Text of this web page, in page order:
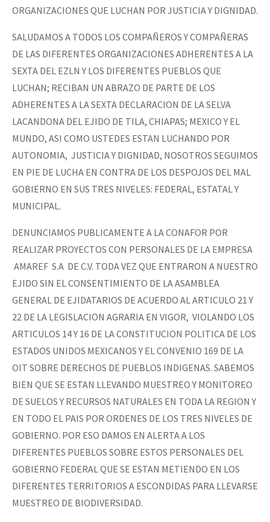
ORGANIZACIONES QUE LUCHAN POR JUSTICIA Y DIGNIDAD.
SALUDAMOS A TODOS LOS COMPAÑEROS Y COMPAÑERAS
DE LAS DIFERENTES ORGANIZACIONES ADHERENTES A LA
SEXTA DEL EZLN Y LOS DIFERENTES PUEBLOS QUE
LUCHAN; RECIBAN UN ABRAZO DE PARTE DE LOS
ADHERENTES A LA SEXTA DECLARACION DE LA SELVA
LACANDONA DEL EJIDO DE TILA, CHIAPAS; MEXICO Y EL
MUNDO, ASI COMO USTEDES ESTAN LUCHANDO POR
AUTONOMIA, JUSTICIA Y DIGNIDAD, NOSOTROS SEGUIMOS
EN PIE DE LUCHA EN CONTRA DE LOS DESPOJOS DEL MAL
GOBIERNO EN SUS TRES NIVELES: FEDERAL, ESTATAL Y
MUNICIPAL.
DENUNCIAMOS PUBLICAMENTE A LA CONAFOR POR
REALIZAR PROYECTOS CON PERSONALES DE LA EMPRESA
AMAREF S.A DE C.V. TODA VEZ QUE ENTRARON A NUESTRO
EJIDO SIN EL CONSENTIMIENTO DE LA ASAMBLEA
GENERAL DE EJIDATARIOS DE ACUERDO AL ARTICULO 21 Y
22 DE LA LEGISLACION AGRARIA EN VIGOR, VIOLANDO LOS
ARTICULOS 14 Y 16 DE LA CONSTITUCION POLITICA DE LOS
ESTADOS UNIDOS MEXICANOS Y EL CONVENIO 169 DE LA
OIT SOBRE DERECHOS DE PUEBLOS INDIGENAS. SABEMOS
BIEN QUE SE ESTAN LLEVANDO MUESTREO Y MONITOREO
DE SUELOS Y RECURSOS NATURALES EN TODA LA REGION Y
EN TODO EL PAIS POR ORDENES DE LOS TRES NIVELES DE
GOBIERNO. POR ESO DAMOS EN ALERTA A LOS
DIFERENTES PUEBLOS SOBRE ESTOS PERSONALES DEL
GOBIERNO FEDERAL QUE SE ESTAN METIENDO EN LOS
DIFERENTES TERRITORIOS A ESCONDIDAS PARA LLEVARSE
MUESTREO DE BIODIVERSIDAD.